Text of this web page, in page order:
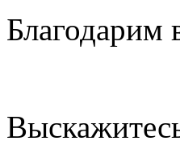
Благодарим